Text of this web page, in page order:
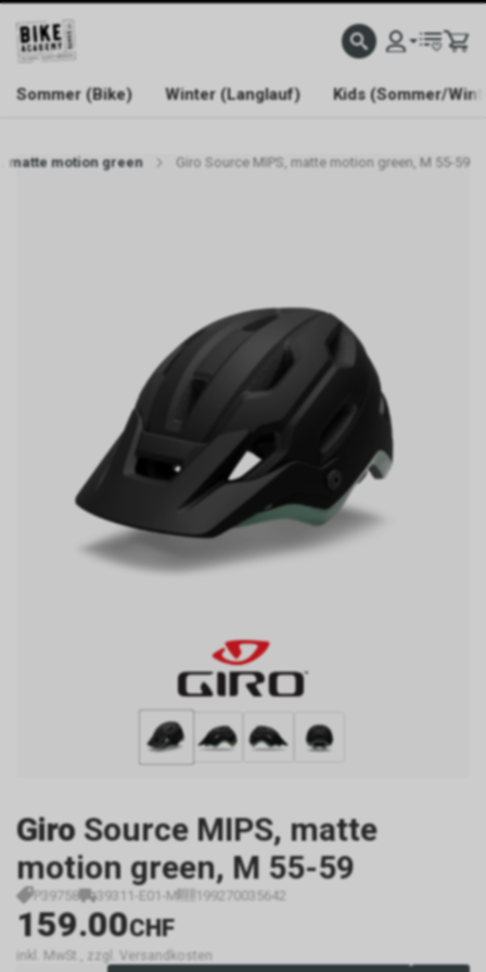
WELCOME TO BIKE ACADEMY
Sommer (Bike) Winter (Langlauf) Kids (Sommer/
matte motion green Giro Source MIPS, matte motion green, M 55-59
Giro Source MIPS, matte
motion green, M 55-59
P39758 39311-E01-M 199270035642
159.00CHF
inkl. MwSt., zzgl. Versandkosten